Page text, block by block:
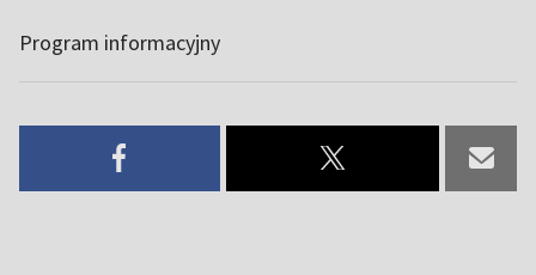
Program informacyjny